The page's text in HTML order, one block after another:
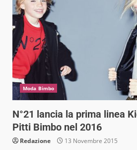
Moda Bimbo
N°21 lancia la prima linea
Pitti Bimbo nel 2016
Redazione 13 Novembre 2015